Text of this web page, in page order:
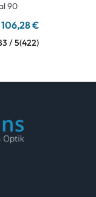
90
106,28 €
/ 5(422)